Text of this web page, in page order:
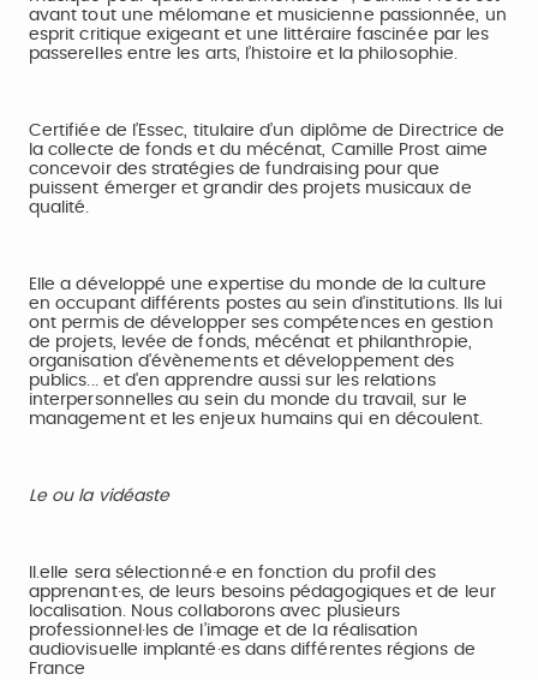
avant tout une mélomane et musicienne passionnée, un
esprit critique exigeant et une littéraire fascinée par les
passerelles entre les arts, l’histoire et la philosophie.
Certifiée de l’Essec, titulaire d’un diplôme de Directrice de
la collecte de fonds et du mécénat, Camille Prost aime
concevoir des stratégies de fundraising pour que
puissent émerger et grandir des projets musicaux de
qualité.
Elle a développé une expertise du monde de la culture
en occupant différents postes au sein d’institutions. Ils lui
ont permis de développer ses compétences en gestion
de projets, levée de fonds, mécénat et philanthropie,
organisation d'évènements et développement des
publics... et d'en apprendre aussi sur les relations
interpersonnelles au sein du monde du travail, sur le
management et les enjeux humains qui en découlent.
Le ou la vidéaste
Il.elle sera sélectionné·e en fonction du profil des
apprenant·es, de leurs besoins pédagogiques et de leur
localisation. Nous collaborons avec plusieurs
professionnel·les de l’image et de la réalisation
audiovisuelle implanté·es dans différentes régions de
France